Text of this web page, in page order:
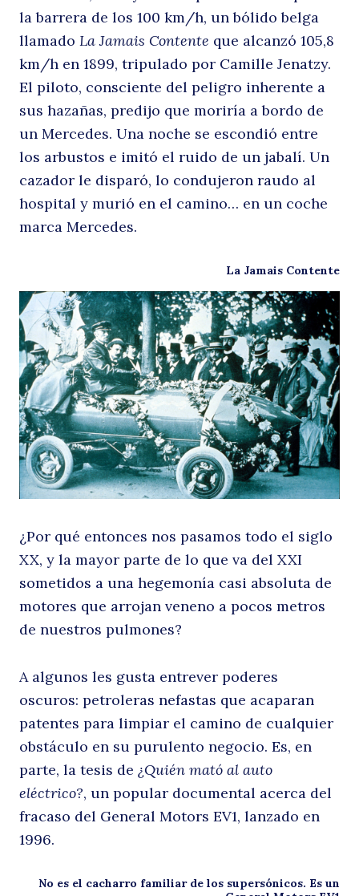
ni
la barrera de los 100 km/h, un bólido belga
llamado La Jamais Contente que alcanzó 105,8
km/h en 1899, tripulado por Camille Jenatzy.
El piloto, consciente del peligro inherente a
sus hazañas, predijo que moriría a bordo de
un Mercedes. Una noche se escondió entre
los arbustos e imitó el ruido de un jabalí. Un
cazador le disparó, lo condujeron raudo al
hospital y murió en el camino… en un coche
marca Mercedes.
La Jamais Contente
¿Por qué entonces nos pasamos todo el siglo
XX, y la mayor parte de lo que va del XXI
sometidos a una hegemonía casi absoluta de
motores que arrojan veneno a pocos metros
de nuestros pulmones?
A algunos les gusta entrever poderes
oscuros: petroleras nefastas que acaparan
patentes para limpiar el camino de cualquier
obstáculo en su purulento negocio. Es, en
parte, la tesis de ¿Quién mató al auto
eléctrico?, un popular documental acerca del
fracaso del General Motors EV1, lanzado en
1996.
No es el cacharro familiar de los supersónicos. Es un